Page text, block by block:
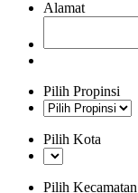
Alamat
Pilih Propinsi
Pilih Kota
Pilih Kecamatan